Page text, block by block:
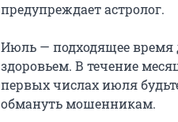
предупреждает астролог.
Июль — подходящее время
здоровьем. В течение
первых числах июля
обмануть мошенникам.